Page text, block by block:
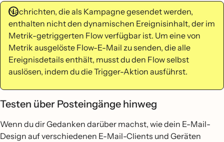
Nachrichten, die als Kampagne gesendet werden,
enthalten nicht den dynamischen Ereignisinhalt, der im
Metrik-getriggerten Flow verfügbar ist. Um eine von
Metrik ausgelöste Flow-E-Mail zu senden, die alle
Ereignisdetails enthält, musst du den Flow selbst
auslösen, indem du die Trigger-Aktion ausführst.
Testen über Posteingänge hinweg
Wenn du dir Gedanken darüber machst, wie dein E-Mail-
Design auf verschiedenen E-Mail-Clients und Geräten